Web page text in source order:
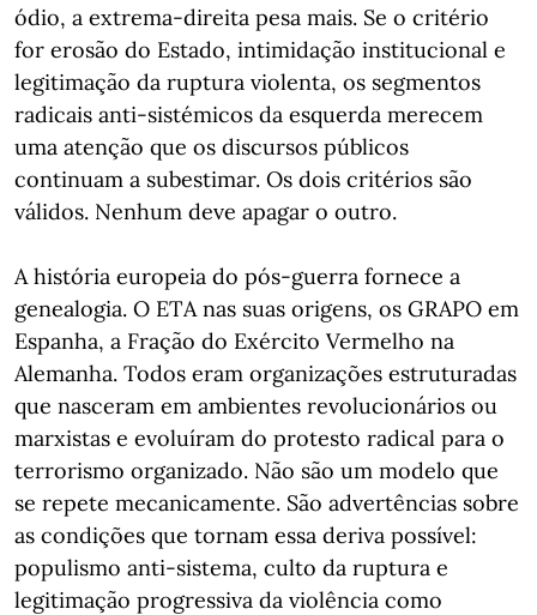
ódio, a extrema-direita pesa mais. Se o critério
for erosão do Estado, intimidação institucional e
legitimação da ruptura violenta, os segmentos
radicais anti-sistémicos da esquerda merecem
uma atenção que os discursos públicos
continuam a subestimar. Os dois critérios são
válidos. Nenhum deve apagar o outro.
A história europeia do pós-guerra fornece a
genealogia. O ETA nas suas origens, os GRAPO em
Espanha, a Fração do Exército Vermelho na
Alemanha. Todos eram organizações estruturadas
que nasceram em ambientes revolucionários ou
marxistas e evoluíram do protesto radical para o
terrorismo organizado. Não são um modelo que
se repete mecanicamente. São advertências sobre
as condições que tornam essa deriva possível:
populismo anti-sistema, culto da ruptura e
legitimação progressiva da violência como